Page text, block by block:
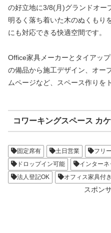
の好立地に3/8(月)グランドオー
明るく落ち着いた木のぬくもり
にも対応できる快適空間です。
Office家具メーカーとタイアッ
の備品から施工デザイン、オー
ムページなど、スペース作りを
コワーキングスペース カ
固定席有 土日営業 フリ
ドロップイン可能
インター
法人登記OK
オフィス家具付き
スポン